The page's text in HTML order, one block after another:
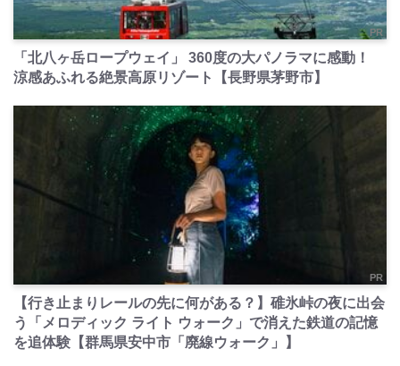
PR
「北八ヶ岳ロープウェイ」 360度の大パノラマに感動！
涼感あふれる絶景高原リゾート【長野県茅野市】
PR
【行き止まりレールの先に何がある？】碓氷峠の夜に出会
う「メロディック ライト ウォーク」で消えた鉄道の記憶
を追体験【群馬県安中市「廃線ウォーク」】